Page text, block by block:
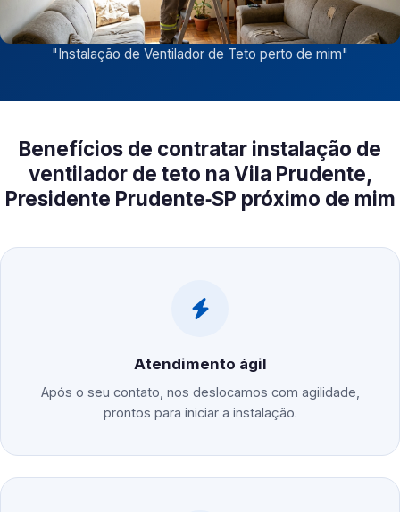
"Instalação de Ventilador de Teto perto de mim"
Benefícios de contratar instalação de
ventilador de teto na Vila Prudente,
Presidente Prudente‑SP próximo de mim
Atendimento ágil
Após o seu contato, nos deslocamos com agilidade,
prontos para iniciar a instalação.